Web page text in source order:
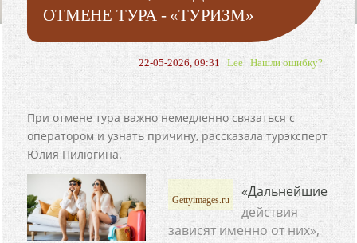
ОТМЕНЕ ТУРА - «ТУРИЗМ»
22-05-2026, 09:31 Lee Нашли ошибку?
При отмене тура важно немедленно связаться с
оператором и узнать причину, рассказала турэксперт
Юлия Пилюгина.
Gettyimages.ru
«Дальнейшие
действия
зависят именно от них»,